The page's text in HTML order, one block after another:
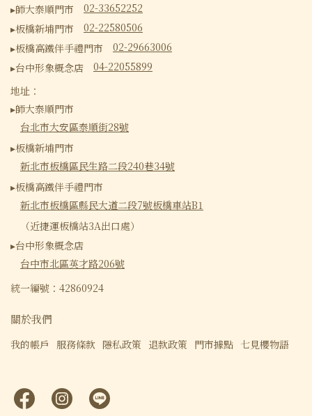
▸師大泰順門市 02-33652252
▸板橋新埔門市 02-22580506
▸板橋高鐵伴手禮門市 02-29663006
▸台中形象概念店 04-22055899
地址：
▸師大泰順門市
台北市大安區泰順街28號
▸板橋新埔門市
新北市板橋區民生路二段240巷34號
▸板橋高鐵伴手禮門市
新北市板橋區縣民大道二段7號板橋車站B1
（近捷運板橋站3A出口處）
▸台中形象概念店
台中市北區英才路206號
統一編號：42860924
關於我們
我的帳戶 服務條款 隱私政策 退款政策 門市據點 七見櫻物語